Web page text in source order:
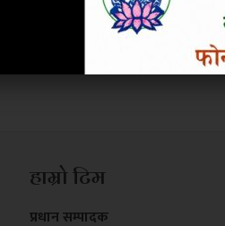
हाम्रो टिम
प्रधान सम्पादक